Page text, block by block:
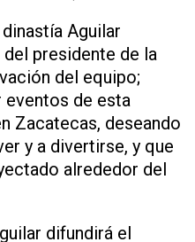
Aguilar
presidente de la
del equipo;
eventos de esta
Zacatecas, deseando
y a divertirse, y que
alrededor del
difundirá el